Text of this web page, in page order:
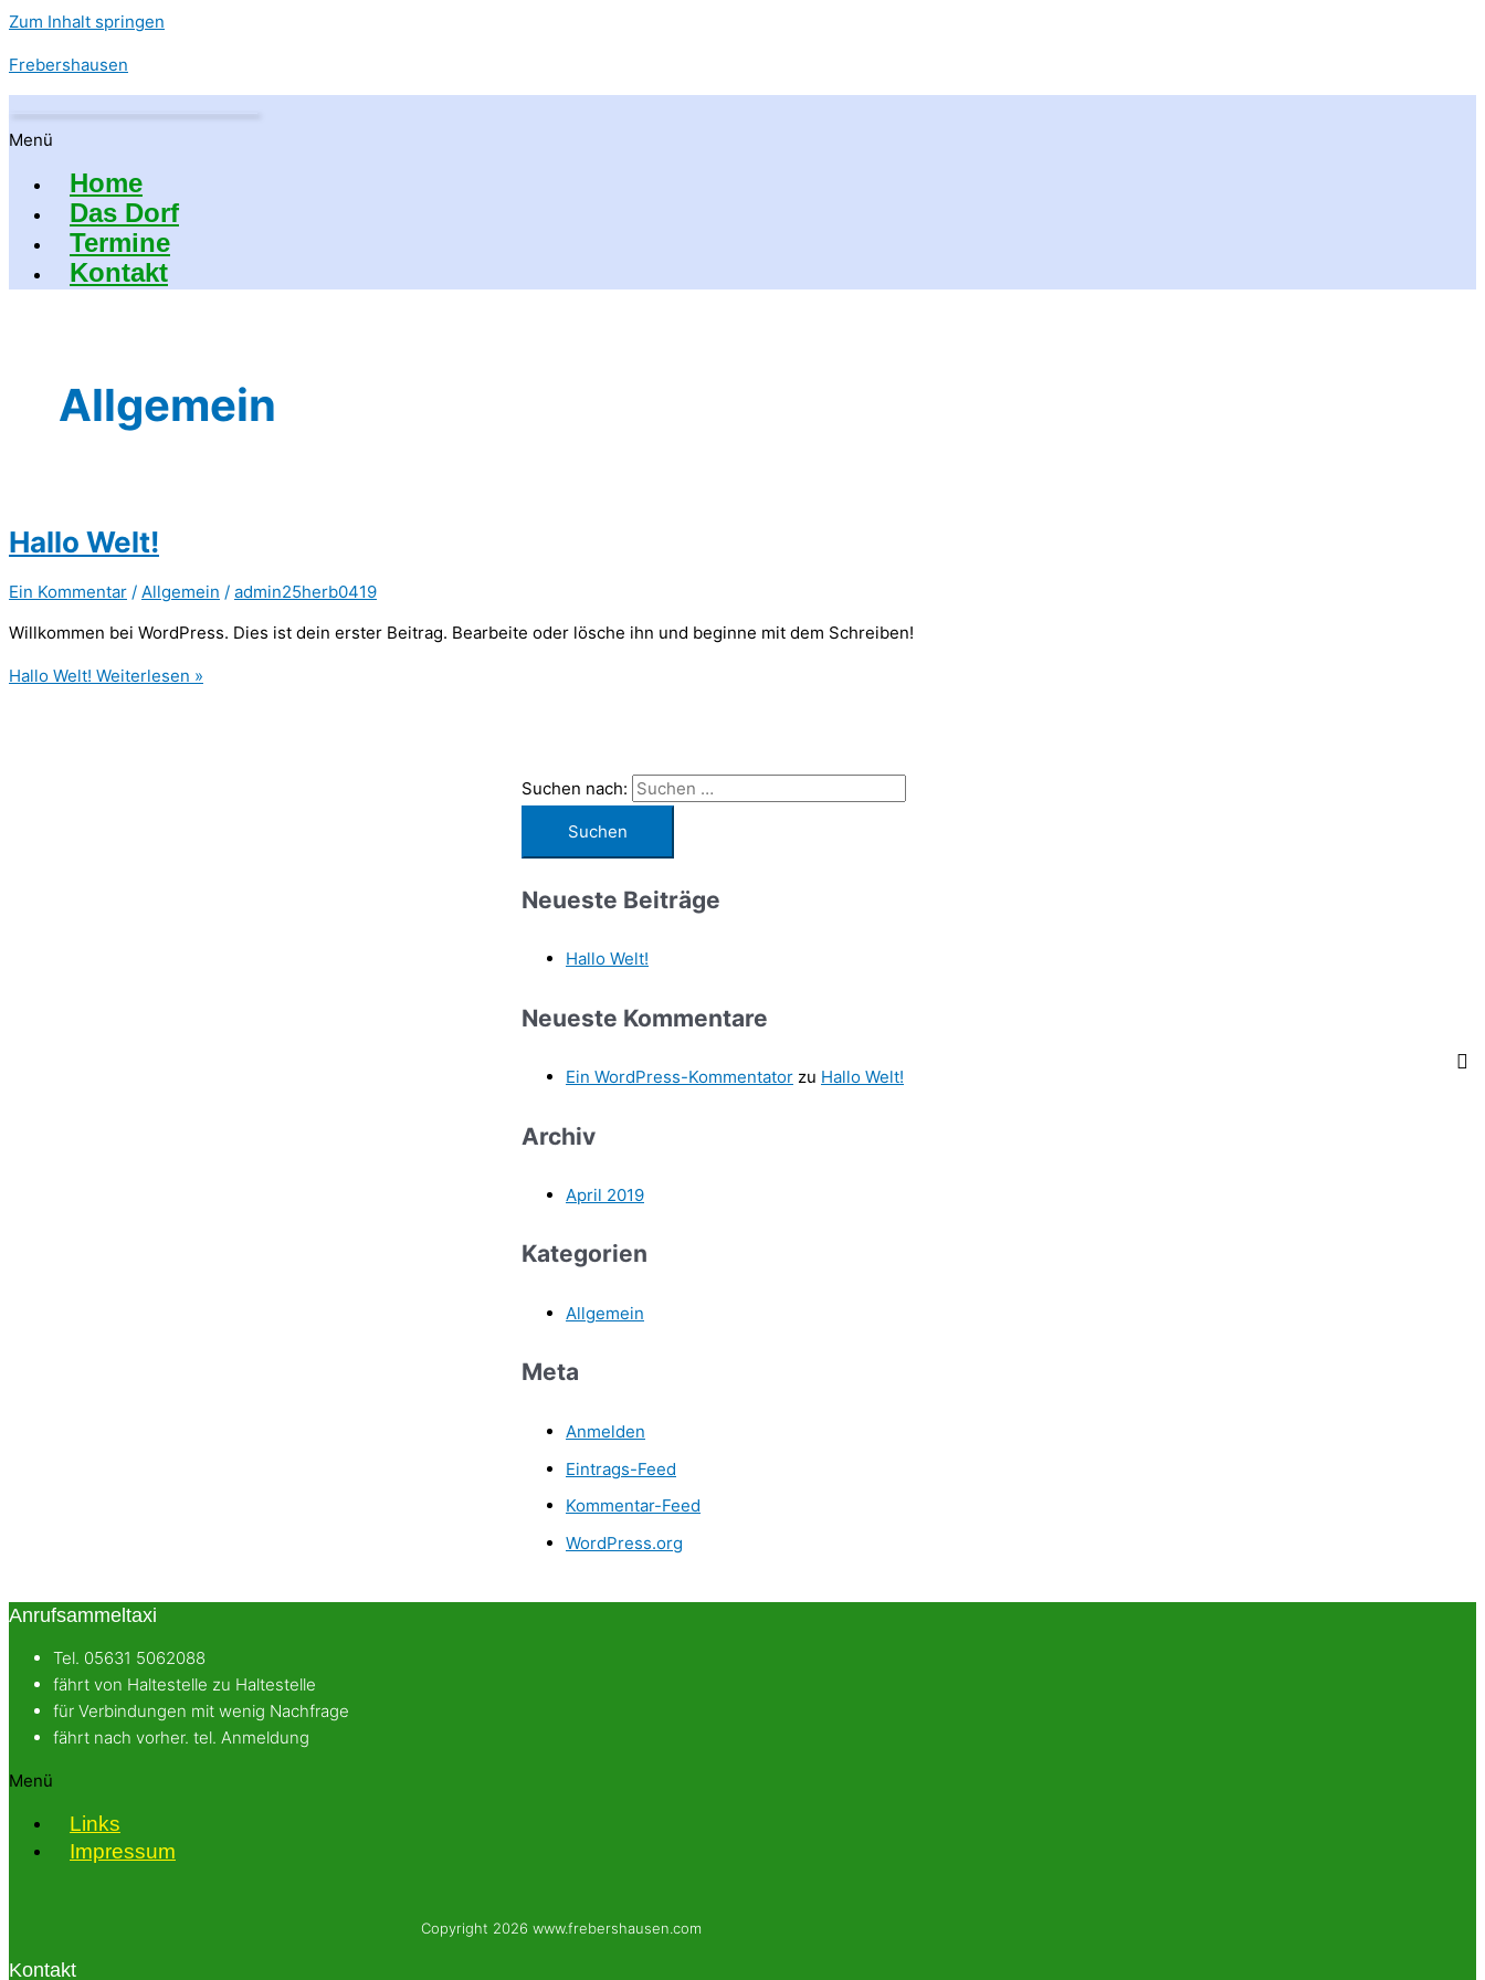
Zum Inhalt springen
Frebershausen
Menü
Home
Das Dorf
Termine
Kontakt
Allgemein
Hallo Welt!
Ein Kommentar / Allgemein / admin25herb0419
Willkommen bei WordPress. Dies ist dein erster Beitrag. Bearbeite oder lösche ihn und beginne mit dem Schreiben!
Hallo Welt! Weiterlesen »
Suchen nach:
Neueste Beiträge
Hallo Welt!
Neueste Kommentare
Ein WordPress-Kommentator zu Hallo Welt!
Archiv
April 2019
Kategorien
Allgemein
Meta
Anmelden
Eintrags-Feed
Kommentar-Feed
WordPress.org
Anrufsammeltaxi
Tel. 05631 5062088
fährt von Haltestelle zu Haltestelle
für Verbindungen mit wenig Nachfrage
fährt nach vorher. tel. Anmeldung
Menü
Links
Impressum
Copyright 2026 www.frebershausen.com
Kontakt